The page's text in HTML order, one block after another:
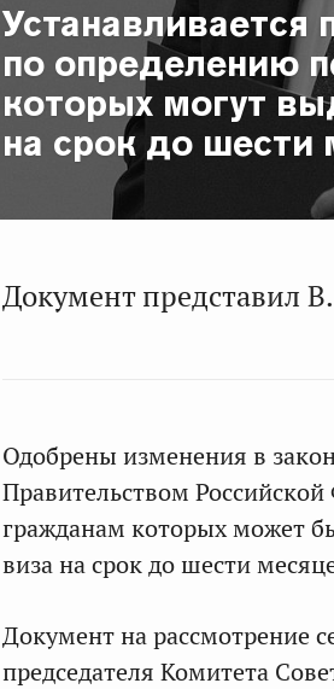
по определению
которых могут
на срок до шести
Документ представил
Одобрены изменения в
Правительством
гражданам которых может
виза на срок до шести
Документ на рассмотрение
председателя Комитета